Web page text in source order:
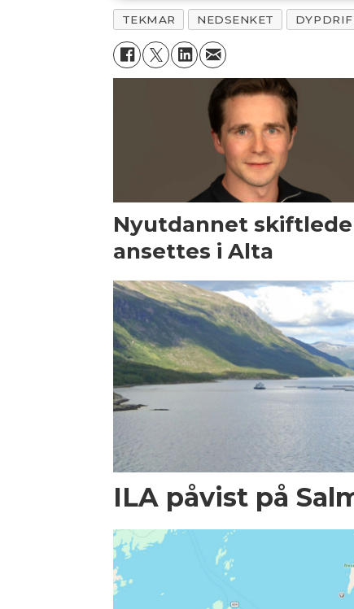
TEKMAR NEDSENKET
Nyutdannet
ansettes i Alta
ILA påvist på